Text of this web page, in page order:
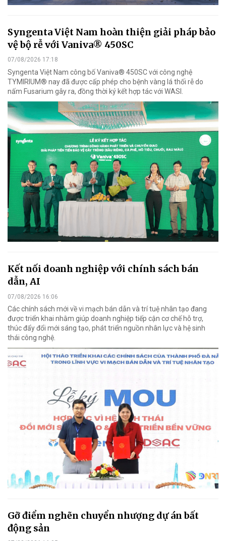
Syngenta Việt Nam hoàn thiện giải pháp bảo
vệ bộ rễ với Vaniva® 450SC
07/08/2026 17:18
Syngenta Việt Nam công bố Vaniva® 450SC với công nghệ
TYMIRIUM® nay đã được cấp phép cho bệnh vàng lá thối rễ do
nấm Fusarium gây ra, đồng thời ký kết hợp tác với WASI.
Kết nối doanh nghiệp với chính sách bán
dẫn, AI
07/08/2026 16:06
Các chính sách mới về vi mạch bán dẫn và trí tuệ nhân tạo đang
được triển khai nhằm giúp doanh nghiệp tiếp cận cơ chế hỗ trợ,
thúc đẩy đổi mới sáng tạo, phát triển nguồn nhân lực và hệ sinh
thái công nghệ.
Gỡ điểm nghẽn chuyển nhượng dự án bất
động sản